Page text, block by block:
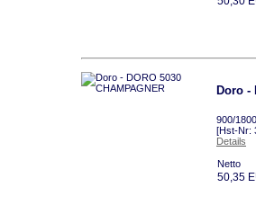
Doro -
900/
[Hst-Nr:
Details
Netto
50,35